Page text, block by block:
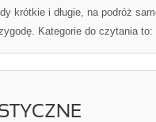
krótkie i długie, na podróż
Kategorie do czytania